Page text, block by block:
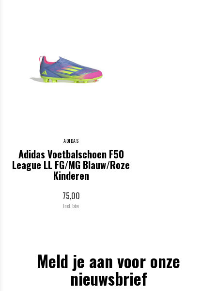
ADIDAS
Adidas Voetbalschoen F50
League LL FG/MG Blauw/Roze
Kinderen
75,00
Incl. btw
Meld je aan voor onze
nieuwsbrief